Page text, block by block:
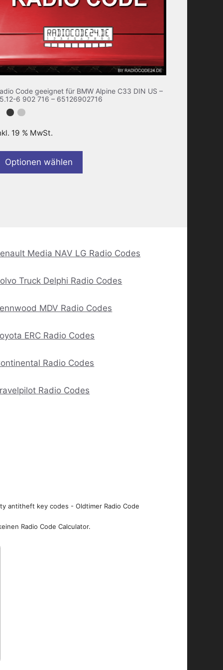
Code geeignet für BMW Alpine C33 DIN US –
6 902 716 – 65126902716
19 % MwSt.
Optionen wählen
Media NAV LG Radio Codes
Truck Delphi Radio Codes
MDV Radio Codes
ERC Radio Codes
Radio Codes
Radio Codes
antitheft key codes - Oldtimer Radio Code
Radio Code Calculator.